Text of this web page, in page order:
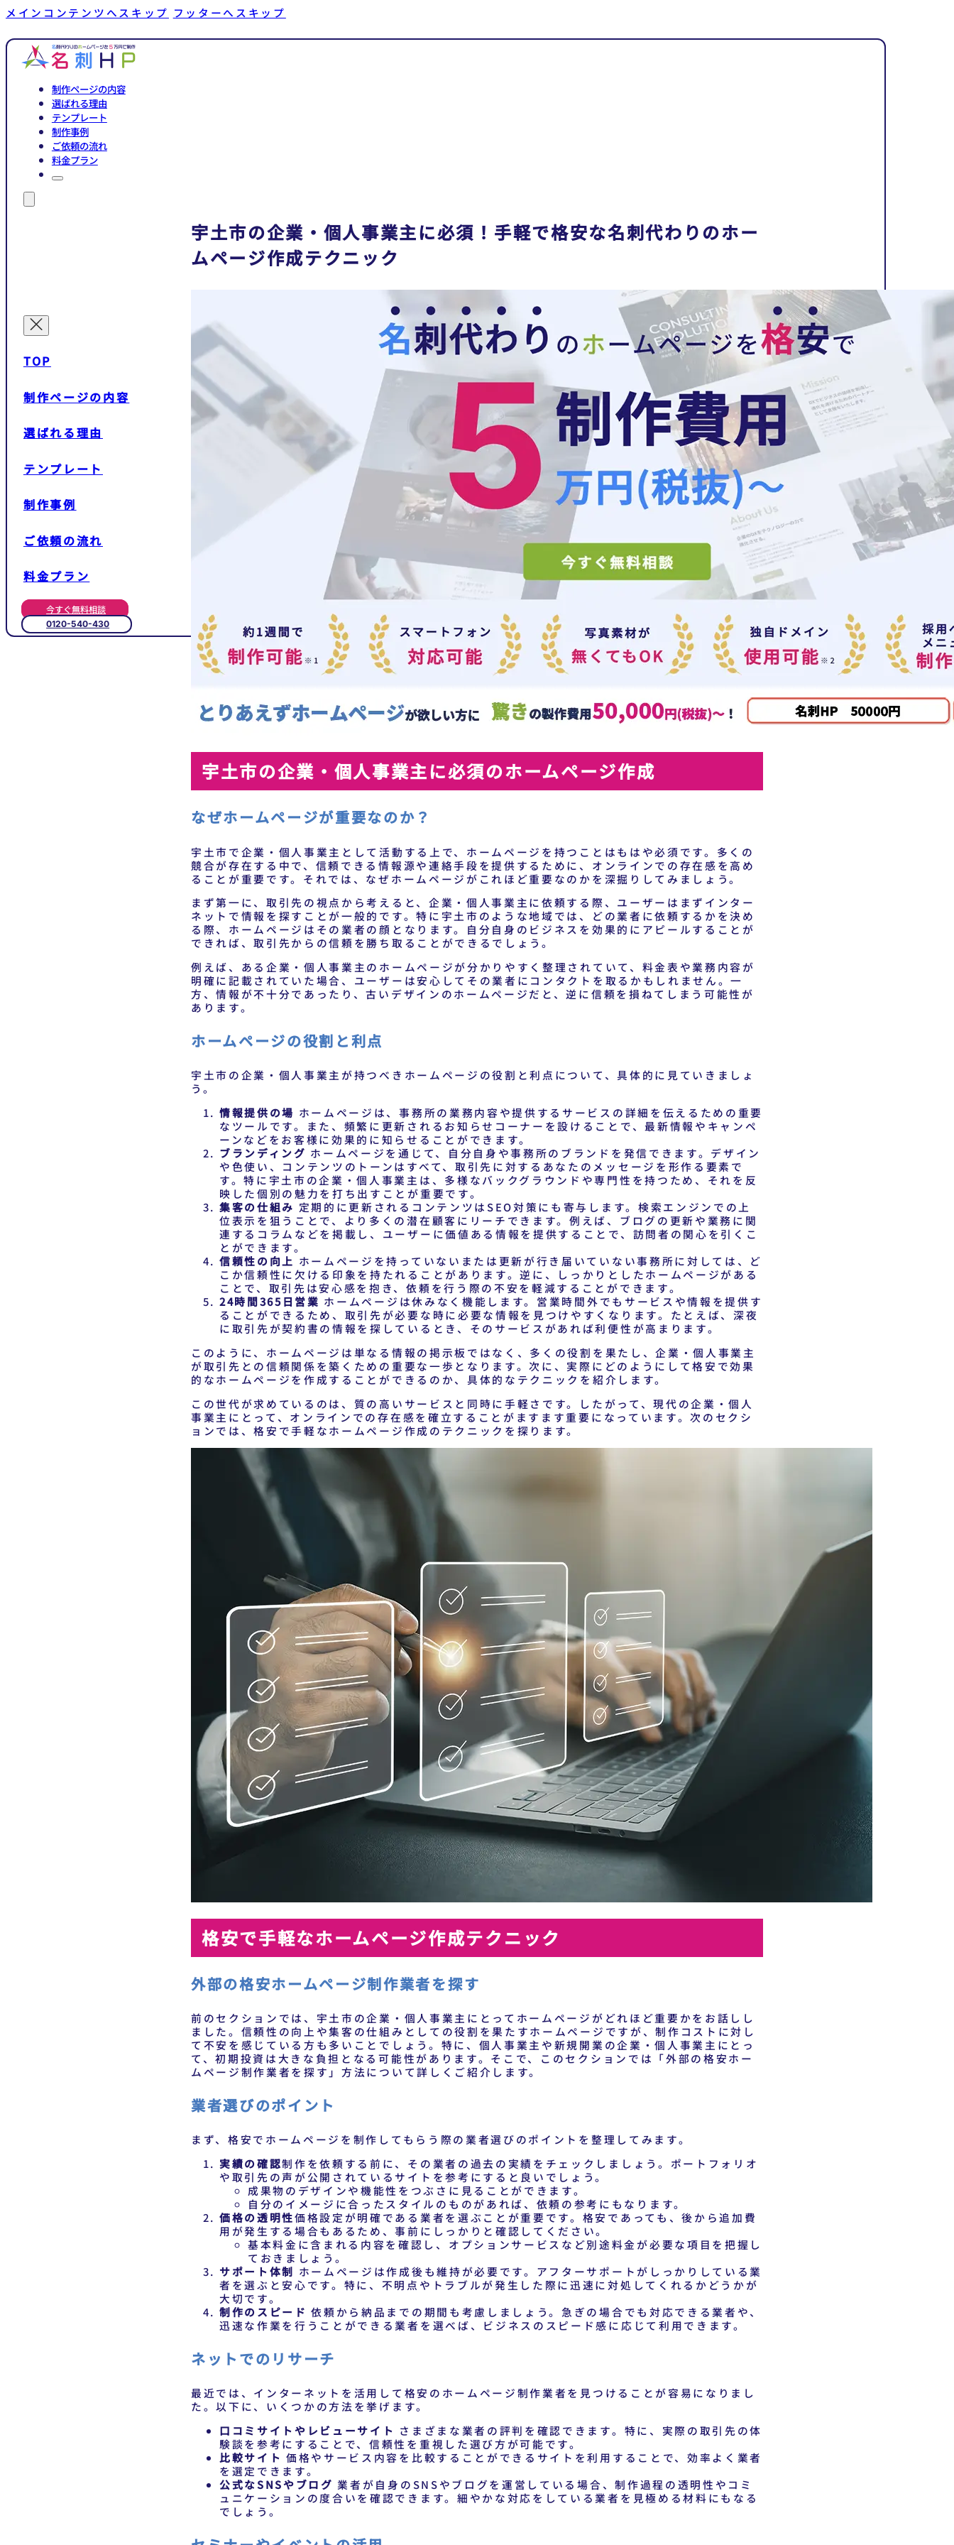
メインコンテンツへスキップ フッターへスキップ
制作ページの内容
選ばれる理由
テンプレート
制作事例
ご依頼の流れ
料金プラン
TOP
制作ページの内容
選ばれる理由
テンプレート
制作事例
ご依頼の流れ
料金プラン
今すぐ無料相談
0120-540-430
宇土市の企業・個人事業主に必須！手軽で格安な名刺代わりのホー
ムページ作成テクニック
宇土市の企業・個人事業主に必須のホームページ作成
なぜホームページが重要なのか？
宇土市で企業・個人事業主として活動する上で、ホームページを持つことはもはや必須です。多くの
競合が存在する中で、信頼できる情報源や連絡手段を提供するために、オンラインでの存在感を高め
ることが重要です。それでは、なぜホームページがこれほど重要なのかを深掘りしてみましょう。
まず第一に、取引先の視点から考えると、企業・個人事業主に依頼する際、ユーザーはまずインター
ネットで情報を探すことが一般的です。特に宇土市のような地域では、どの業者に依頼するかを決め
る際、ホームページはその業者の顔となります。自分自身のビジネスを効果的にアピールすることが
できれば、取引先からの信頼を勝ち取ることができるでしょう。
例えば、ある企業・個人事業主のホームページが分かりやすく整理されていて、料金表や業務内容が
明確に記載されていた場合、ユーザーは安心してその業者にコンタクトを取るかもしれません。一
方、情報が不十分であったり、古いデザインのホームページだと、逆に信頼を損ねてしまう可能性が
あります。
ホームページの役割と利点
宇土市の企業・個人事業主が持つべきホームページの役割と利点について、具体的に見ていきましょ
う。
情報提供の場 ホームページは、事務所の業務内容や提供するサービスの詳細を伝えるための重要
なツールです。また、頻繁に更新されるお知らせコーナーを設けることで、最新情報やキャンペ
ーンなどをお客様に効果的に知らせることができます。
ブランディング ホームページを通じて、自分自身や事務所のブランドを発信できます。デザイン
や色使い、コンテンツのトーンはすべて、取引先に対するあなたのメッセージを形作る要素で
す。特に宇土市の企業・個人事業主は、多様なバックグラウンドや専門性を持つため、それを反
映した個別の魅力を打ち出すことが重要です。
集客の仕組み 定期的に更新されるコンテンツはSEO対策にも寄与します。検索エンジンでの上
位表示を狙うことで、より多くの潜在顧客にリーチできます。例えば、ブログの更新や業務に関
連するコラムなどを掲載し、ユーザーに価値ある情報を提供することで、訪問者の関心を引くこ
とができます。
信頼性の向上 ホームページを持っていないまたは更新が行き届いていない事務所に対しては、ど
こか信頼性に欠ける印象を持たれることがあります。逆に、しっかりとしたホームページがある
ことで、取引先は安心感を抱き、依頼を行う際の不安を軽減することができます。
24時間365日営業 ホームページは休みなく機能します。営業時間外でもサービスや情報を提供す
ることができるため、取引先が必要な時に必要な情報を見つけやすくなります。たとえば、深夜
に取引先が契約書の情報を探しているとき、そのサービスがあれば利便性が高まります。
このように、ホームページは単なる情報の掲示板ではなく、多くの役割を果たし、企業・個人事業主
が取引先との信頼関係を築くための重要な一歩となります。次に、実際にどのようにして格安で効果
的なホームページを作成することができるのか、具体的なテクニックを紹介します。
この世代が求めているのは、質の高いサービスと同時に手軽さです。したがって、現代の企業・個人
事業主にとって、オンラインでの存在感を確立することがますます重要になっています。次のセクシ
ョンでは、格安で手軽なホームページ作成のテクニックを探ります。
格安で手軽なホームページ作成テクニック
外部の格安ホームページ制作業者を探す
前のセクションでは、宇土市の企業・個人事業主にとってホームページがどれほど重要かをお話しし
ました。信頼性の向上や集客の仕組みとしての役割を果たすホームページですが、制作コストに対し
て不安を感じている方も多いことでしょう。特に、個人事業主や新規開業の企業・個人事業主にとっ
て、初期投資は大きな負担となる可能性があります。そこで、このセクションでは「外部の格安ホー
ムページ制作業者を探す」方法について詳しくご紹介します。
業者選びのポイント
まず、格安でホームページを制作してもらう際の業者選びのポイントを整理してみます。
実績の確認制作を依頼する前に、その業者の過去の実績をチェックしましょう。ポートフォリオ
や取引先の声が公開されているサイトを参考にすると良いでしょう。
成果物のデザインや機能性をつぶさに見ることができます。
自分のイメージに合ったスタイルのものがあれば、依頼の参考にもなります。
価格の透明性価格設定が明確である業者を選ぶことが重要です。格安であっても、後から追加費
用が発生する場合もあるため、事前にしっかりと確認してください。
基本料金に含まれる内容を確認し、オプションサービスなど別途料金が必要な項目を把握し
ておきましょう。
サポート体制 ホームページは作成後も維持が必要です。アフターサポートがしっかりしている業
者を選ぶと安心です。特に、不明点やトラブルが発生した際に迅速に対処してくれるかどうかが
大切です。
制作のスピード 依頼から納品までの期間も考慮しましょう。急ぎの場合でも対応できる業者や、
迅速な作業を行うことができる業者を選べば、ビジネスのスピード感に応じて利用できます。
ネットでのリサーチ
最近では、インターネットを活用して格安のホームページ制作業者を見つけることが容易になりまし
た。以下に、いくつかの方法を挙げます。
口コミサイトやレビューサイト さまざまな業者の評判を確認できます。特に、実際の取引先の体
験談を参考にすることで、信頼性を重視した選び方が可能です。
比較サイト 価格やサービス内容を比較することができるサイトを利用することで、効率よく業者
を選定できます。
公式なSNSやブログ 業者が自身のSNSやブログを運営している場合、制作過程の透明性やコミ
ュニケーションの度合いを確認できます。細やかな対応をしている業者を見極める材料にもなる
でしょう。